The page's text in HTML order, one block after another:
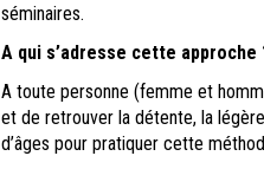
séminaires.
A qui s’adresse cette approche
Atoute personne (femme et
et de retrouver la détente, la
d’âges pour pratiquer cette